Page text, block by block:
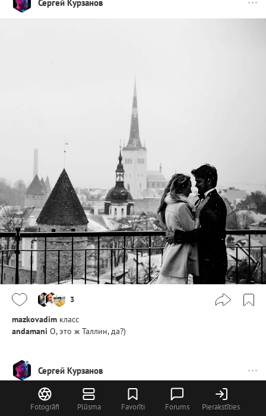
Fotogrāfi Plūsma Favorīti Forums Pierakstīties
Сергей Курзанов
3
mazkovadim класс
andamani О, это ж Таллин, да?)
Сергей Курзанов